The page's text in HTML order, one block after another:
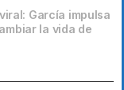
García impulsa
la vida de